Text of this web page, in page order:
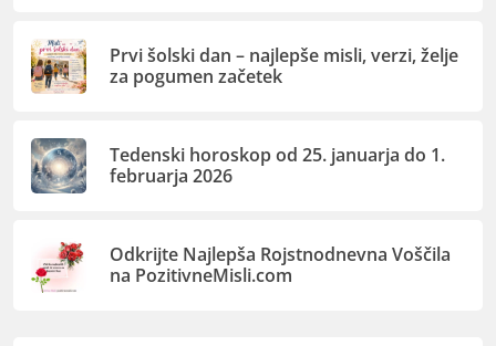
Prvi šolski dan – najlepše misli, verzi, želje
za pogumen začetek
Tedenski horoskop od 25. januarja do 1.
februarja 2026
Odkrijte Najlepša Rojstnodnevna Voščila
na PozitivneMisli.com